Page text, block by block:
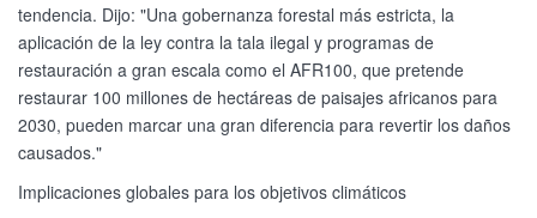
tendencia. Dijo: "Una gobernanza forestal más estricta, la
aplicación de la ley contra la tala ilegal y programas de
restauración a gran escala como el AFR100, que pretende
restaurar 100 millones de hectáreas de paisajes africanos para
2030, pueden marcar una gran diferencia para revertir los daños
causados."
Implicaciones globales para los objetivos climáticos